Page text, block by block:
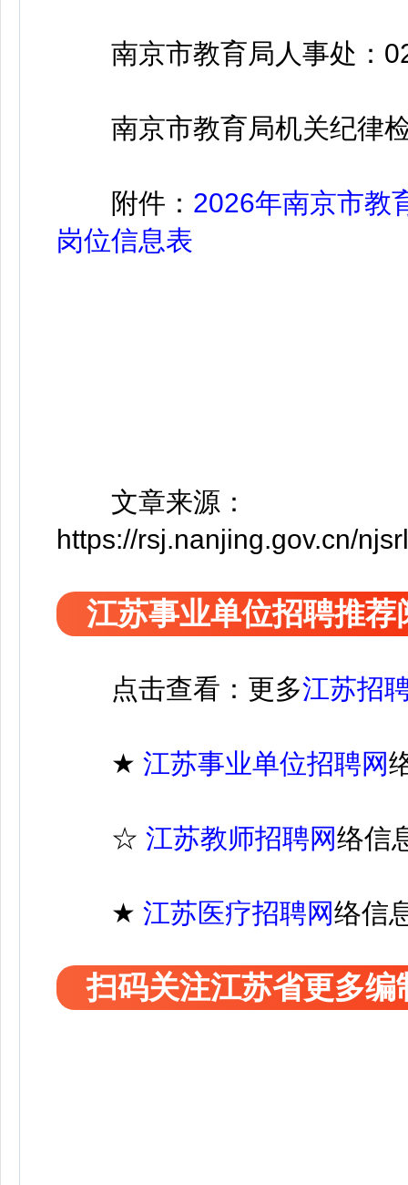
南京市教育局人事处：
南京市教育局机关纪律检
附件： 2026年南京市教
岗位信息表
文章来源：
https://rsj.nanjing.gov.cn/
江苏事业单位招聘推荐
点击查看：更多江苏招
★ 江苏事业单位招聘网
☆ 江苏教师招聘网络信
★ 江苏医疗招聘网络信
扫码关注江苏省更多